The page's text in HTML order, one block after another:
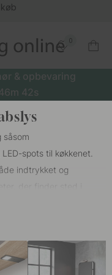
.
0
.
& opbevaring
41s
såsom
LED-spots til køkkenet.
indtrykket og
under
overflader virkelig
i hjemmet med de
være pænt og
forskellige anvendelser.